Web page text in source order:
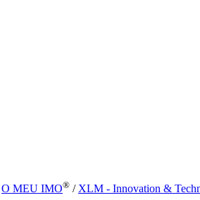
O MEU IMO® / XLM - Innovation &